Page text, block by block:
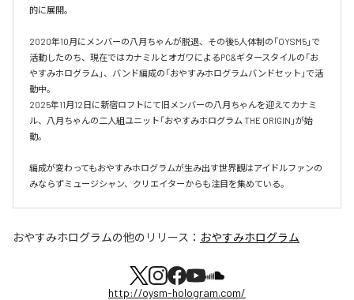
的に展開。
2020年10月にメンバーの八月ちゃんが脱退、その後5人体制の「OYSM5」で
活動したのち、現在ではカナミルとオガワによるPC&ギタースタイルの「お
やすみホログラム」、バンド編成の「おやすみホログラムバンドセット」で活
動中。
2025年11月12日に新宿ロフトにて旧メンバーの八月ちゃんを迎えてカナミ
ル、八月ちゃんの二人組ユニット「おやすみホログラム THE ORIGIN」が始
動。
編成が変わってもおやすみホログラムが⽣み出す世界観はアイドルファンの
おやすみホログラムの他のリリース： おやすみホログラム
http://oysm-hologram.com/